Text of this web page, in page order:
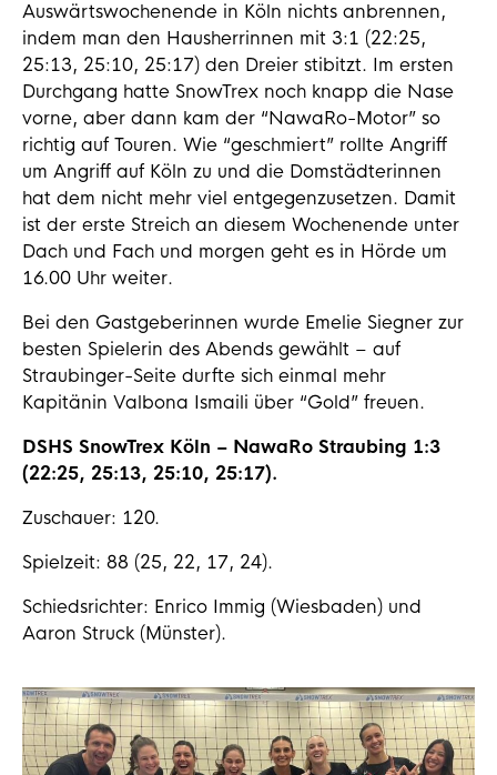
Auswärtswochenende in Köln nichts anbrennen,
indem man den Hausherrinnen mit 3:1 (22:25,
25:13, 25:10, 25:17) den Dreier stibitzt. Im ersten
Durchgang hatte SnowTrex noch knapp die Nase
vorne, aber dann kam der “NawaRo-Motor” so
richtig auf Touren. Wie “geschmiert” rollte Angriff
um Angriff auf Köln zu und die Domstädterinnen
hat dem nicht mehr viel entgegenzusetzen. Damit
ist der erste Streich an diesem Wochenende unter
Dach und Fach und morgen geht es in Hörde um
16.00 Uhr weiter.
Bei den Gastgeberinnen wurde Emelie Siegner zur
besten Spielerin des Abends gewählt – auf
Straubinger-Seite durfte sich einmal mehr
Kapitänin Valbona Ismaili über “Gold” freuen.
DSHS SnowTrex Köln – NawaRo Straubing 1:3
(22:25, 25:13, 25:10, 25:17).
Zuschauer: 120.
Spielzeit: 88 (25, 22, 17, 24).
Schiedsrichter: Enrico Immig (Wiesbaden) und
Aaron Struck (Münster).